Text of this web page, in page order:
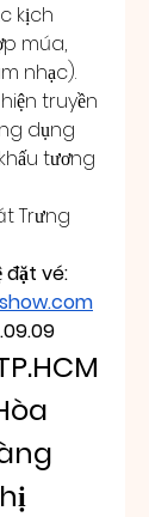
kịch
múa,
nhạc).
truyền
dụng
tương
Trưng
đặt vé: